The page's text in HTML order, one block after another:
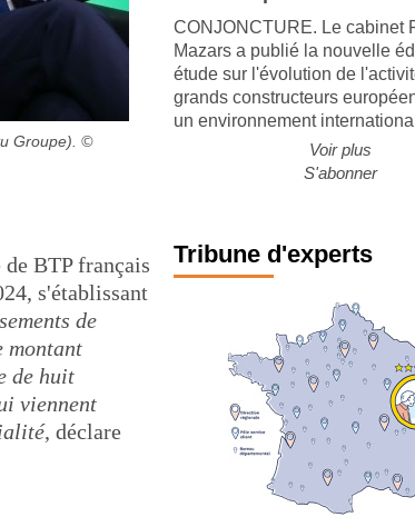
Groupe). ©
BTP français
s'établissant
de
montant
de huit
viennent
, déclare
CONJONCTURE. Le cabinet
Mazars a publié la nouvelle
étude sur l'évolution de
grands constructeurs
un environnement
Voir plus
S'abonner
Tribune d'experts